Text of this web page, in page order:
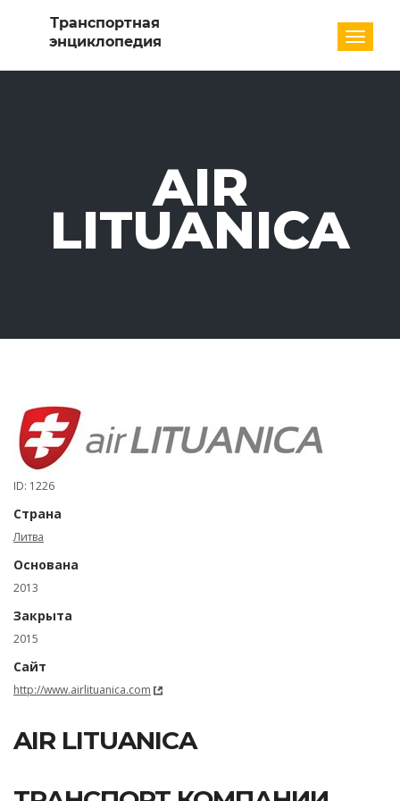
AIR
LITUANICA
ID: 1226
Страна
Литва
Основана
2013
Закрыта
2015
Сайт
http://www.airlituanica.com
AIR LITUANICA